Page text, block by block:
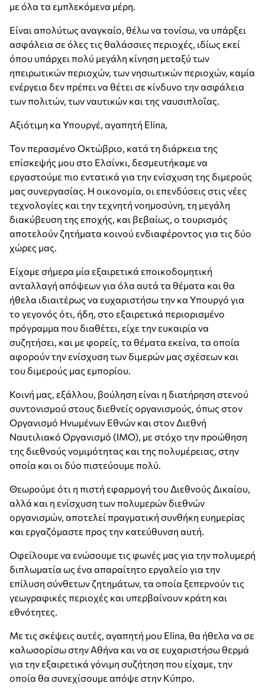
με όλα τα εμπλεκόμενα μέρη.
Είναι απολύτως αναγκαίο, θέλω να τονίσω, να υπάρξει
ασφάλεια σε όλες τις θαλάσσιες περιοχές, ιδίως εκεί
όπου υπάρχει πολύ μεγάλη κίνηση μεταξύ των
ηπειρωτικών περιοχών, των νησιωτικών περιοχών, καμία
ενέργεια δεν πρέπει να θέτει σε κίνδυνο την ασφάλεια
των πολιτών, των ναυτικών και της ναυσιπλοΐας.
Αξιότιμη κα Υπουργέ, αγαπητή Elina,
Τον περασμένο Οκτώβριο, κατά τη διάρκεια της
επίσκεψής μου στο Ελσίνκι, δεσμευτήκαμε να
εργαστούμε πιο εντατικά για την ενίσχυση της διμερούς
μας συνεργασίας. Η οικονομία, οι επενδύσεις στις νέες
τεχνολογίες και την τεχνητή νοημοσύνη, τη μεγάλη
διακύβευση της εποχής, και βεβαίως, ο τουρισμός
αποτελούν ζητήματα κοινού ενδιαφέροντος για τις δύο
χώρες μας.
Είχαμε σήμερα μία εξαιρετικά εποικοδομητική
ανταλλαγή απόψεων για όλα αυτά τα θέματα και θα
ήθελα ιδιαιτέρως να ευχαριστήσω την κα Υπουργό για
το γεγονός ότι, ήδη, στο εξαιρετικά περιορισμένο
πρόγραμμα που διαθέτει, είχε την ευκαιρία να
συζητήσει, και με φορείς, τα θέματα εκείνα, τα οποία
αφορούν την ενίσχυση των διμερών μας σχέσεων και
του διμερούς μας εμπορίου.
Κοινή μας, εξάλλου, βούληση είναι η διατήρηση στενού
συντονισμού στους διεθνείς οργανισμούς, όπως στον
Οργανισμό Ηνωμένων Εθνών και στον Διεθνή
Ναυτιλιακό Οργανισμό (ΙΜΟ), με στόχο την προώθηση
της διεθνούς νομιμότητας και της πολυμέρειας, στην
οποία και οι δύο πιστεύουμε πολύ.
Θεωρούμε ότι η πιστή εφαρμογή του Διεθνούς Δικαίου,
αλλά και η ενίσχυση των πολυμερών διεθνών
οργανισμών, αποτελεί πραγματική συνθήκη ευημερίας
και εργαζόμαστε προς την κατεύθυνση αυτή.
Οφείλουμε να ενώσουμε τις φωνές μας για την πολυμερή
διπλωματία ως ένα απαραίτητο εργαλείο για την
επίλυση σύνθετων ζητημάτων, τα οποία ξεπερνούν τις
γεωγραφικές περιοχές και υπερβαίνουν κράτη και
εθνότητες.
Με τις σκέψεις αυτές, αγαπητή μου Elina, θα ήθελα να σε
καλωσορίσω στην Αθήνα και να σε ευχαριστήσω θερμά
για την εξαιρετικά γόνιμη συζήτηση που είχαμε, την
οποία θα συνεχίσουμε απόψε στην Κύπρο.